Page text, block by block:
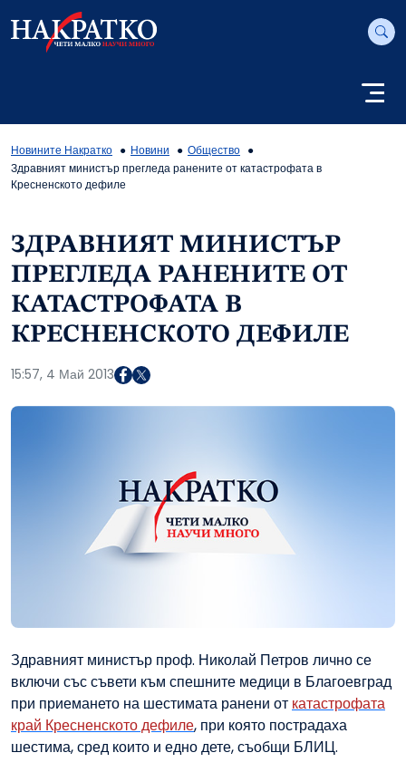
Новините Накратко Новини
Общество
Здравният министър прегледа ранените от катастрофата в
Кресненското дефиле
ЗДРАВНИЯТ МИНИСТЪР
ПРЕГЛЕДА РАНЕНИТЕ ОТ
КАТАСТРОФАТА В
КРЕСНЕНСКОТО ДЕФИЛЕ
15:57, 4 Май 2013
Здравният министър проф. Николай Петров лично се
включи със съвети към спешните медици в Благоевград
при приемането на шестимата ранени от катастрофата
край Кресненското дефиле, при която пострадаха
шестима, сред които и едно дете, съобщи БЛИЦ.